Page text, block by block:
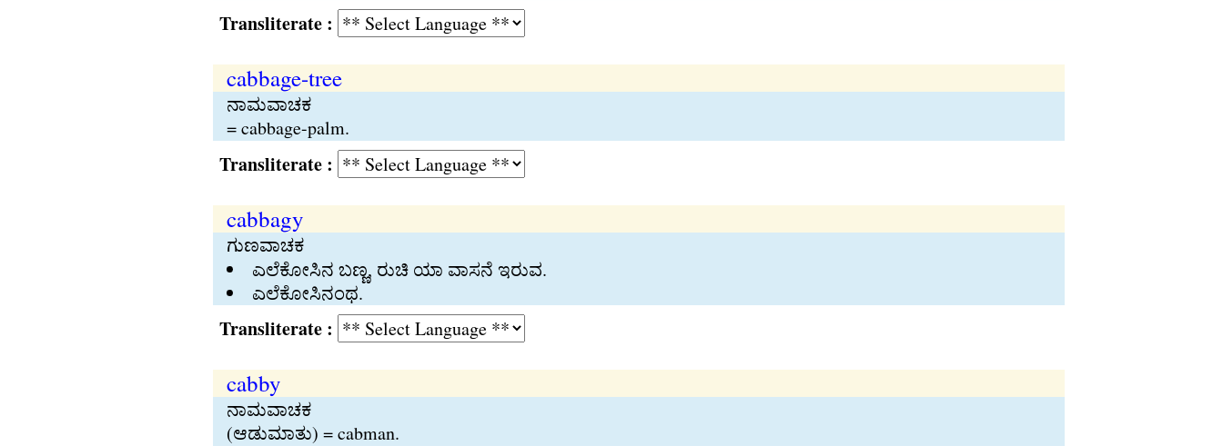
Transliterate :
cabbage-tree
ನಾಮವಾಚಕ
= cabbage-palm.
Transliterate :
cabbagy
ಗುಣವಾಚಕ
ಎಲೆಕೋಸಿನ ಬಣ್ಣ, ರುಚಿ ಯಾ ವಾಸನೆ ಇರುವ.
ಎಲೆಕೋಸಿನಂಥ.
Transliterate :
cabby
ನಾಮವಾಚಕ
(ಆಡುಮಾತು) = cabman.